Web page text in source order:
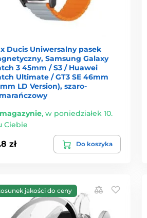
Ducis Uniwersalny pasek
Samsung Galaxy
3 45mm / S3 / Huawei
Ultimate / GT3 SE 46mm
LD Version), szaro-
, w poniedziałek 10.
Ciebie
zł Do koszyka
jakości do ceny